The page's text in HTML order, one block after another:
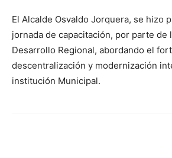
El Alcalde Osvaldo Jorquera, se hizo
jornada de capacitación, por parte de
Desarrollo Regional, abordando el
descentralización y modernización
institución Municipal.